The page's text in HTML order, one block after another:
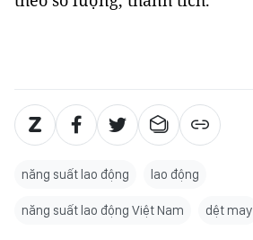
năng suất lao động lao động
năng suất lao động Việt Nam dệt may